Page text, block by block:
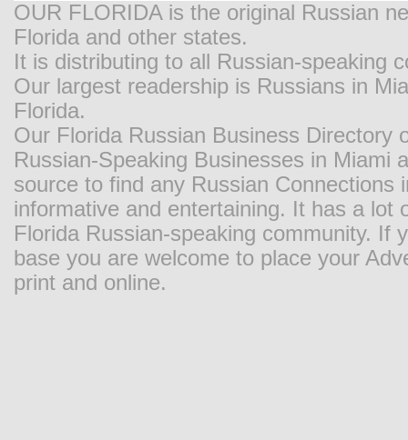
OUR FLORIDA is the original Russian
Florida and other states.
It is distributing to all Russian-speaking
Our largest readership is Russians in
Florida.
Our Florida Russian Business Directory
Russian-Speaking Businesses in Miami
source to find any Russian
informative and entertaining. It has a
Florida Russian-speaking community. If
base you are welcome to place your
print and online.